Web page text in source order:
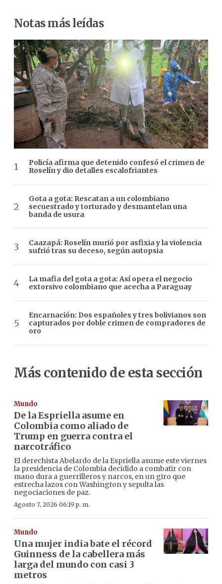
Notas más leídas
Policía afirma que detenido confesó el crimen de
Roselín y dio detalles escalofriantes
Gota a gota: Rescatan a un colombiano
secuestrado y torturado y desmantelan una
banda de usura
Caazapá: Roselín murió por asfixia y la violencia
sufrió tras su deceso, según autopsia
La mafia del gota a gota: Así opera el negocio
extorsivo colombiano que acecha a Paraguay
Encarnación: Dos españoles y tres bolivianos son
capturados por doble crimen de compradores de
oro
Más contenido de esta sección
Mundo
De la Espriella asume en
Colombia como aliado de
Trump en guerra contra el
narcotráfico
El derechista Abelardo de la Espriella asume este viernes
la presidencia de Colombia decidido a combatir con
mano dura a guerrilleros y narcos, en un giro que
estrecha lazos con Washington y sepulta las
negociaciones de paz.
Agosto 7, 2026 06:19 p. m.
Mundo
Una mujer india bate el récord
Guinness de la cabellera más
larga del mundo con casi 3
metros